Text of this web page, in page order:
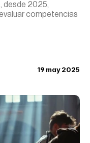
desde 2025,
competencias
19 may 2025